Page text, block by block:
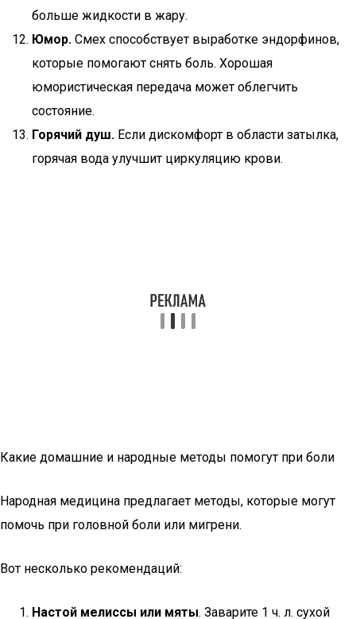
больше жидкости в жару.
Юмор. Смех способствует выработке эндорфинов,
которые помогают снять боль. Хорошая
юмористическая передача может облегчить
состояние.
Горячий душ. Если дискомфорт в области затылка,
горячая вода улучшит циркуляцию крови.
Какие домашние и народные методы помогут при боли
Народная медицина предлагает методы, которые могут
помочь при головной боли или мигрени.
Вот несколько рекомендаций:
Настой мелиссы или мяты. Заварите 1 ч. л. сухой